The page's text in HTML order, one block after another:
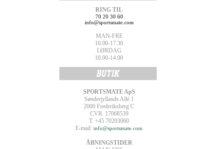
RING TIL
70 20 30 60
info@sportsmate.com
MAN-FRE
10.00-17.30
LØRDAG
10.00-14.00
SPORTSMATE ApS
Sønderjyllands Allé 1
2000 Frederiksberg C
CVR. 17068539
T. +45 70203060
E-mail: info@sportsmate.com
ÅBNINGSTIDER